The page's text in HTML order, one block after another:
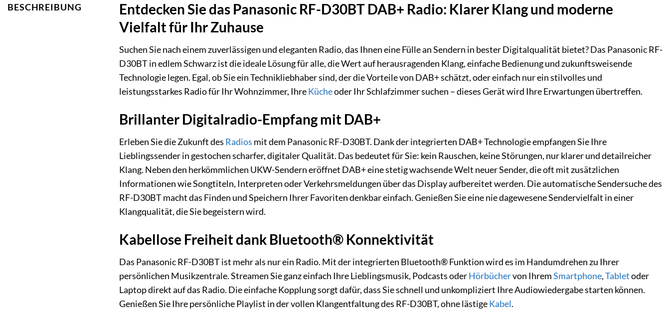
BESCHREIBUNG
Entdecken Sie das Panasonic RF-D30BT DAB+ Radio: Klarer Klang und moderne
Vielfalt für Ihr Zuhause
Suchen Sie nach einem zuverlässigen und eleganten Radio, das Ihnen eine Fülle an Sendern in bester Digitalqualität bietet? Das Panasonic RF-
D30BT in edlem Schwarz ist die ideale Lösung für alle, die Wert auf herausragenden Klang, einfache Bedienung und zukunftsweisende
Technologie legen. Egal, ob Sie ein Technikliebhaber sind, der die Vorteile von DAB+ schätzt, oder einfach nur ein stilvolles und
leistungsstarkes Radio für Ihr Wohnzimmer, IhreKücheoder Ihr Schlafzimmer suchen – dieses Gerät wird Ihre Erwartungen übertreffen.
Brillanter Digitalradio-Empfang mit DAB+
Erleben Sie die Zukunft des Radios mit dem Panasonic RF-D30BT. Dank der integrierten DAB+ Technologie empfangen Sie Ihre
Lieblingssender in gestochen scharfer, digitaler Qualität. Das bedeutet für Sie: kein Rauschen, keine Störungen, nur klarer und detailreicher
Klang. Neben den herkömmlichen UKW-Sendern eröffnet DAB+ eine stetig wachsende Welt neuer Sender, die oft mit zusätzlichen
Informationen wie Songtiteln, Interpreten oder Verkehrsmeldungen über das Display aufbereitet werden. Die automatische Sendersuche des
RF-D30BT macht das Finden und Speichern Ihrer Favoriten denkbar einfach. Genießen Sie eine nie dagewesene Sendervielfalt in einer
Klangqualität, die Sie begeistern wird.
Kabellose Freiheit dank Bluetooth® Konnektivität
Das Panasonic RF-D30BT ist mehr als nur ein Radio. Mit der integrierten Bluetooth® Funktion wird es im Handumdrehen zu Ihrer
persönlichen Musikzentrale. Streamen Sie ganz einfach Ihre Lieblingsmusik, Podcasts oderHörbüchervon IhremSmartphone,Tabletoder
Laptop direkt auf das Radio. Die einfache Kopplung sorgt dafür, dass Sie schnell und unkompliziert Ihre Audiowiedergabe starten können.
Genießen Sie Ihre persönliche Playlist in der vollen Klangentfaltung des RF-D30BT, ohne lästigeKabel.